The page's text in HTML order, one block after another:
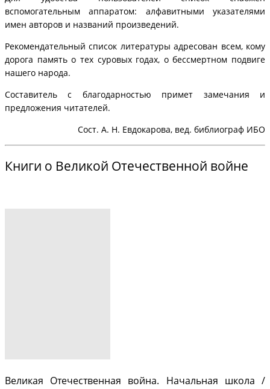
вспомогательным аппаратом: алфавитными указателями
имен авторов и названий произведений.
Рекомендательный список литературы адресован всем, кому
дорога память о тех суровых годах, о бессмертном подвиге
нашего народа.
Составитель с благодарностью примет замечания и
предложения читателей.
Сост. А. Н. Евдокарова, вед. библиограф ИБО
Книги о Великой Отечественной войне
Великая Отечественная война. Начальная школа /